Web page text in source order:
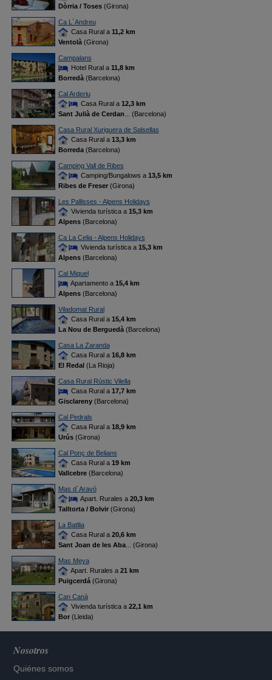
Dòrria / Toses(Girona)
Ca L´Andreu
Casa Rural a 11,2 km
Ventolà(Girona)
Campalans
Hotel Rural a 11,8 km
Borredà(Barcelona)
Cal Arderiu
Casa Rural a 12,3 km
Sant Julià de Cerdan ... (Barcelona)
Casa Rural Xuriguera de Salsellas
Casa Rural a 13,3 km
Borreda(Barcelona)
Camping Vall de Ribes
Camping/Bungalows a 13,5 km
Ribes de Freser(Girona)
Les Pallisses - Alpens Holidays
Vivienda turística a 15,3 km
Alpens(Barcelona)
Ca La Celia - Alpens Holidays
Vivienda turística a 15,3 km
Alpens(Barcelona)
Cal Miquel
Apartamento a 15,4 km
Alpens(Barcelona)
Viladomat Rural
Casa Rural a 15,4 km
La Nou de Berguedà(Barcelona)
Casa La Zaranda
Casa Rural a 16,8 km
El Redal(La Rioja)
Casa Rural Rústic Vilella
Casa Rural a 17,7 km
Gisclareny(Barcelona)
Cal Pedrals
Casa Rural a 18,9 km
Urús(Girona)
Cal Ponç de Belians
Casa Rural a 19 km
Vallcebre(Barcelona)
Mas d´Aravó
Apart. Rurales a 20,3 km
Talltorta / Bolvir(Girona)
La Batllia
Casa Rural a 20,6 km
Sant Joan de les Aba... (Girona)
Mas Meya
Apart. Rurales a 21 km
Puigcerdá(Girona)
Can Canà
Vivienda turística a 22,1 km
Bor(Lleida)
Nosotros
Quiénes somos